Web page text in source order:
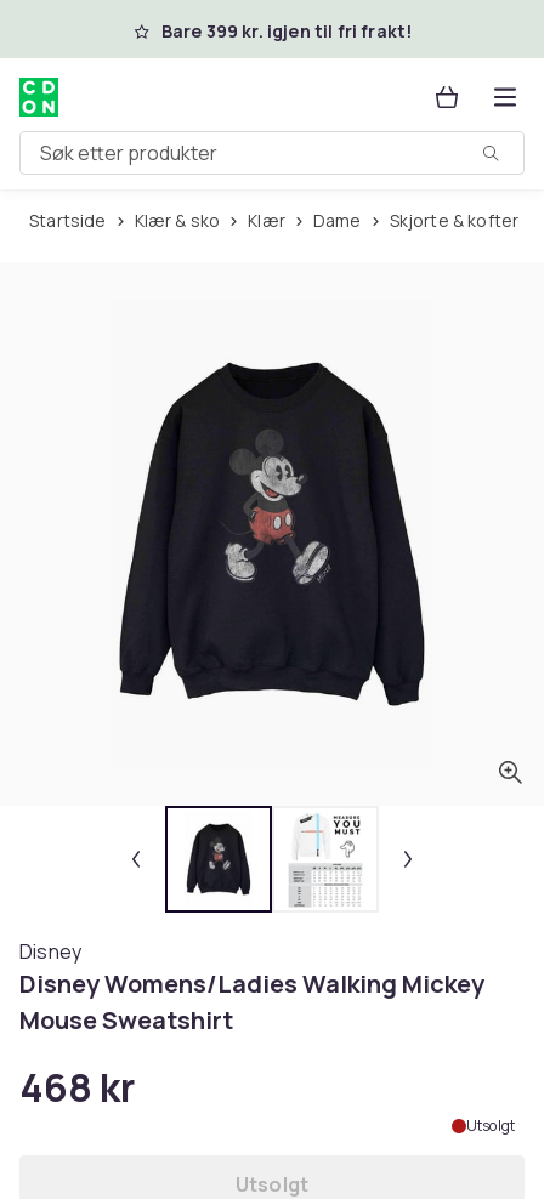
Hopp til hovedinnholdBare 399 kr. igjen til fri frakt!
Søk etter produkter
Startside Klær & sko Klær Dame Skjorte & kofter
Disney
Disney Womens/Ladies Walking Mickey
Mouse Sweatshirt
468 kr
Utsolgt
Utsolgt